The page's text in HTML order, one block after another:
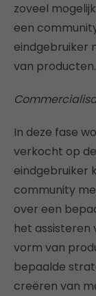
zoveel
een
eindgebruiker
van producten.
In deze fase
verkocht op
eindgebruiker
community
over een
het assisteren
vorm van
bepaalde
creëren van